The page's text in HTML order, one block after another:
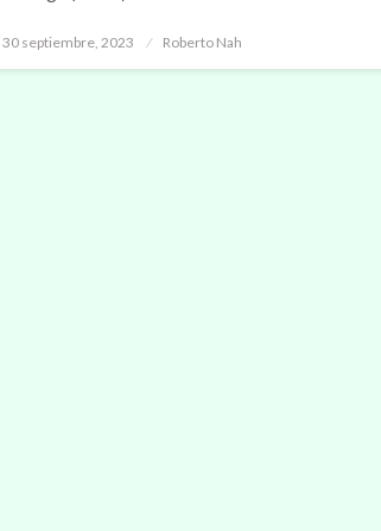
Publicado
30 septiembre, 2023 Roberto Nah